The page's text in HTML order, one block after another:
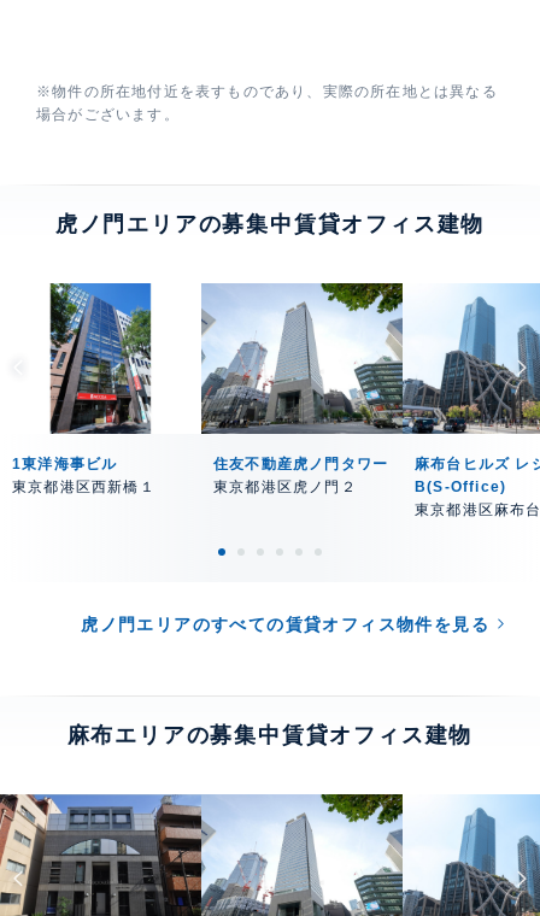
※物件の所在地付近を表すものであり、実際の所在地とは異なる
場合がございます。
虎ノ門エリアの募集中賃貸オフィス建物
1東洋海事ビル
東京都港区西新橋１
住友不動産虎ノ門タワー
東京都港区虎ノ門２
麻布台ヒルズ レ
B(S-Office)
東京都港区麻布
虎ノ門エリアのすべての賃貸オフィス物件を見る
麻布エリアの募集中賃貸オフィス建物